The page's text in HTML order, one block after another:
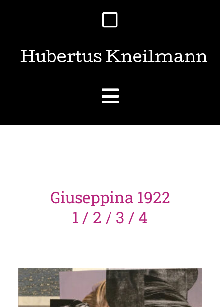
Hubertus Kneilmann
Giuseppina 1922
1 / 2 / 3 / 4